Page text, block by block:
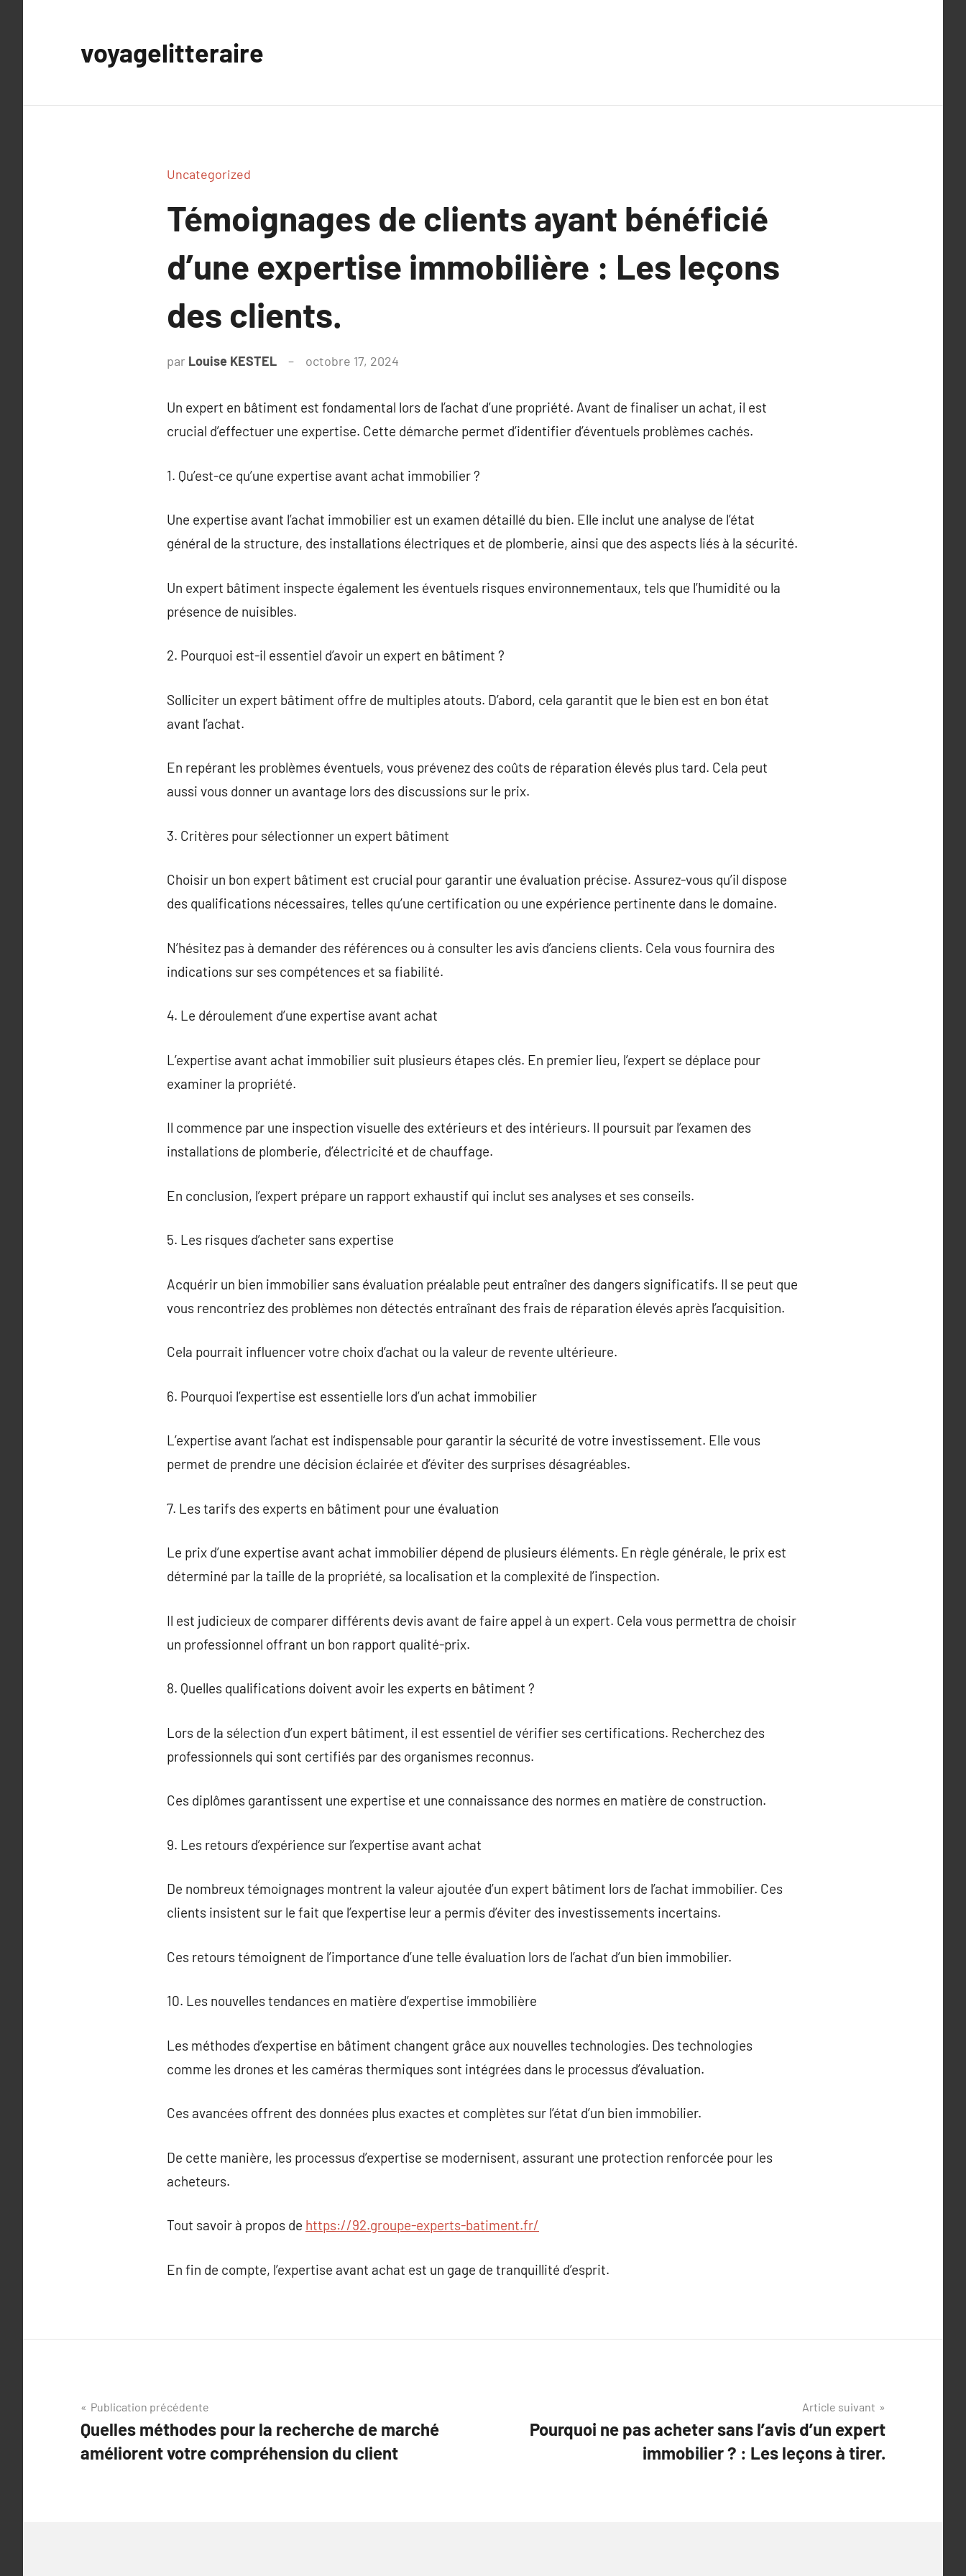
voyagelitteraire
Uncategorized
Témoignages de clients ayant bénéficié
d’une expertise immobilière : Les leçons
des clients.
par Louise KESTEL octobre 17, 2024
Un expert en bâtiment est fondamental lors de l’achat d’une propriété. Avant de finaliser un achat, il est
crucial d’effectuer une expertise. Cette démarche permet d’identifier d’éventuels problèmes cachés.
1. Qu’est-ce qu’une expertise avant achat immobilier ?
Une expertise avant l’achat immobilier est un examen détaillé du bien. Elle inclut une analyse de l’état
général de la structure, des installations électriques et de plomberie, ainsi que des aspects liés à la sécurité.
Un expert bâtiment inspecte également les éventuels risques environnementaux, tels que l’humidité ou la
présence de nuisibles.
2. Pourquoi est-il essentiel d’avoir un expert en bâtiment ?
Solliciter un expert bâtiment offre de multiples atouts. D’abord, cela garantit que le bien est en bon état
avant l’achat.
En repérant les problèmes éventuels, vous prévenez des coûts de réparation élevés plus tard. Cela peut
aussi vous donner un avantage lors des discussions sur le prix.
3. Critères pour sélectionner un expert bâtiment
Choisir un bon expert bâtiment est crucial pour garantir une évaluation précise. Assurez-vous qu’il dispose
des qualifications nécessaires, telles qu’une certification ou une expérience pertinente dans le domaine.
N’hésitez pas à demander des références ou à consulter les avis d’anciens clients. Cela vous fournira des
indications sur ses compétences et sa fiabilité.
4. Le déroulement d’une expertise avant achat
L’expertise avant achat immobilier suit plusieurs étapes clés. En premier lieu, l’expert se déplace pour
examiner la propriété.
Il commence par une inspection visuelle des extérieurs et des intérieurs. Il poursuit par l’examen des
installations de plomberie, d’électricité et de chauffage.
En conclusion, l’expert prépare un rapport exhaustif qui inclut ses analyses et ses conseils.
5. Les risques d’acheter sans expertise
Acquérir un bien immobilier sans évaluation préalable peut entraîner des dangers significatifs. Il se peut que
vous rencontriez des problèmes non détectés entraînant des frais de réparation élevés après l’acquisition.
Cela pourrait influencer votre choix d’achat ou la valeur de revente ultérieure.
6. Pourquoi l’expertise est essentielle lors d’un achat immobilier
L’expertise avant l’achat est indispensable pour garantir la sécurité de votre investissement. Elle vous
permet de prendre une décision éclairée et d’éviter des surprises désagréables.
7. Les tarifs des experts en bâtiment pour une évaluation
Le prix d’une expertise avant achat immobilier dépend de plusieurs éléments. En règle générale, le prix est
déterminé par la taille de la propriété, sa localisation et la complexité de l’inspection.
Il est judicieux de comparer différents devis avant de faire appel à un expert. Cela vous permettra de choisir
un professionnel offrant un bon rapport qualité-prix.
8. Quelles qualifications doivent avoir les experts en bâtiment ?
Lors de la sélection d’un expert bâtiment, il est essentiel de vérifier ses certifications. Recherchez des
professionnels qui sont certifiés par des organismes reconnus.
Ces diplômes garantissent une expertise et une connaissance des normes en matière de construction.
9. Les retours d’expérience sur l’expertise avant achat
De nombreux témoignages montrent la valeur ajoutée d’un expert bâtiment lors de l’achat immobilier. Ces
clients insistent sur le fait que l’expertise leur a permis d’éviter des investissements incertains.
Ces retours témoignent de l’importance d’une telle évaluation lors de l’achat d’un bien immobilier.
10. Les nouvelles tendances en matière d’expertise immobilière
Les méthodes d’expertise en bâtiment changent grâce aux nouvelles technologies. Des technologies
comme les drones et les caméras thermiques sont intégrées dans le processus d’évaluation.
Ces avancées offrent des données plus exactes et complètes sur l’état d’un bien immobilier.
De cette manière, les processus d’expertise se modernisent, assurant une protection renforcée pour les
acheteurs.
Tout savoir à propos de https://92.groupe-experts-batiment.fr/
En fin de compte, l’expertise avant achat est un gage de tranquillité d’esprit.
Navigation
de
l’article
Publication précédente
Quelles méthodes pour la recherche de marché
améliorent votre compréhension du client
Article suivant
Pourquoi ne pas acheter sans l’avis d’un expert
immobilier ? : Les leçons à tirer.